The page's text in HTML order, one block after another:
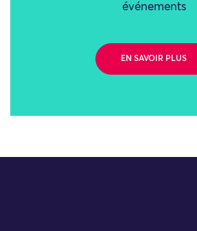
événements
EN SAVOIR PLUS